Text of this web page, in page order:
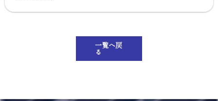
一覧へ戻
る